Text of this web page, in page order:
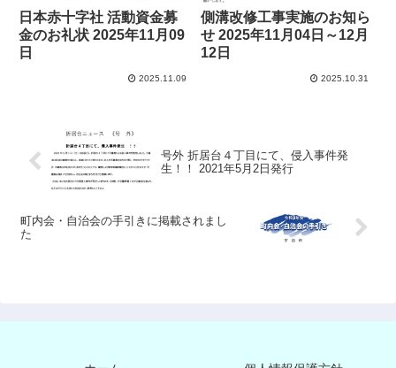
日本赤十字社 活動資金募
金のお礼状 2025年11月09
日
2025.11.09
側溝改修工事実施のお知ら
せ 2025年11月04日～12月
12日
2025.10.31
号外 折居台４丁目にて、侵入事件発
生！！ 2021年5月2日発行
町内会・自治会の手引きに掲載されまし
た